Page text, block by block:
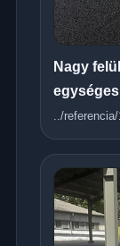
Nagy
../